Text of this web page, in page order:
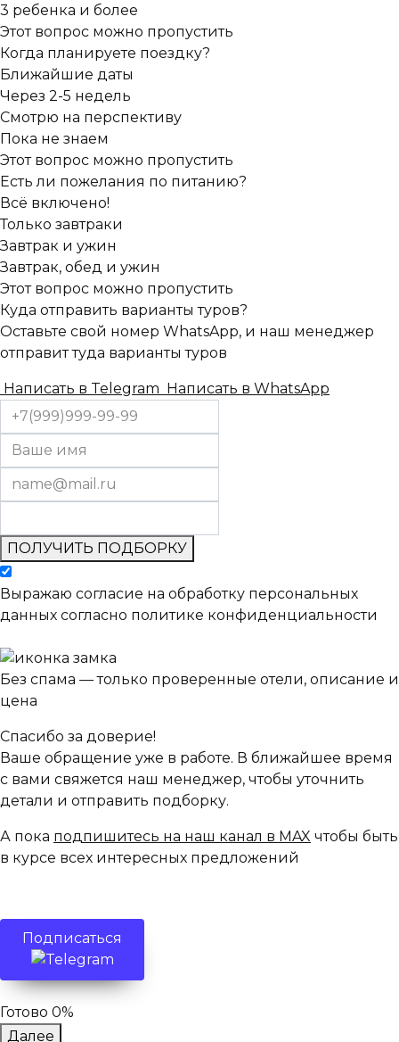
3 ребенка и более
Этот вопрос можно пропустить
Когда планируете поездку?
Ближайшие даты
Через 2-5 недель
Смотрю на перспективу
Пока не знаем
Этот вопрос можно пропустить
Есть ли пожелания по питанию?
Всё включено!
Только завтраки
Завтрак и ужин
Завтрак, обед и ужин
Этот вопрос можно пропустить
Куда отправить варианты туров?
Оставьте свой номер WhatsApp, и наш менеджер
отправит туда варианты туров
Написать в Telegram Написать в WhatsApp
ПОЛУЧИТЬ ПОДБОРКУ
Выражаю согласие на обработку персональных
данных согласно политике конфиденциальности
Без спама — только проверенные отели, описание и
цена
Спасибо за доверие!
Ваше обращение уже в работе. В ближайшее время
с вами свяжется наш менеджер, чтобы уточнить
детали и отправить подборку.
А пока подпишитесь на наш канал в MAX чтобы быть
в курсе всех интересных предложений
Подписаться
Готово 0%
Далее